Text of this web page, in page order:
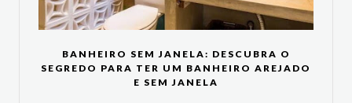
BANHEIRO SEM JANELA: DESCUBRA O
SEGREDO PARA TER UM BANHEIRO AREJADO
E SEM JANELA